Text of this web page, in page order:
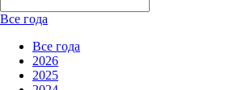
Все года
Все года
2026
2025